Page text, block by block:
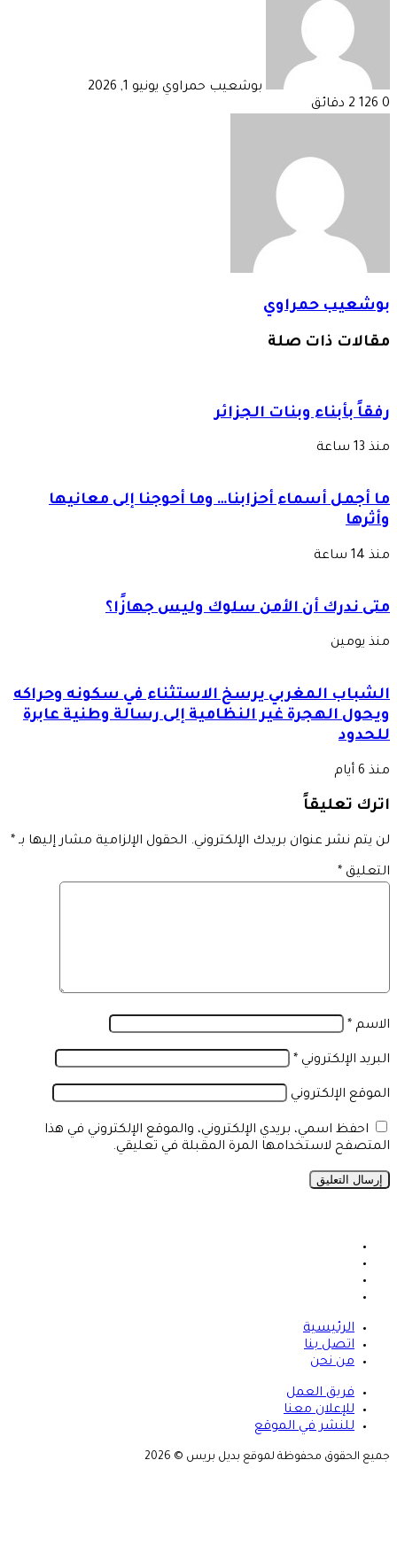
بوشعيب حمراوي يونيو 1, 2026
0
2 دقائق
بوشعيب حمراوي
مقالات ذات صلة
رفقاً بأبناء وبنات الجزائر
منذ 13 ساعة
ما أجمل أسماء أحزابنا… وما أحوجنا إلى معانيها
وأثرها
منذ 14 ساعة
متى ندرك أن الأمن سلوك وليس جهازًا؟
منذ يومين
الشباب المغربي يرسخ الاستثناء في سكونه وحراكه
ويحول الهجرة غير النظامية إلى رسالة وطنية عابرة
للحدود
منذ 6 أيام
اترك تعليقاً
لن يتم نشر عنوان بريدك الإلكتروني. الحقول الإلزامية مشار إليها بـ *
التعليق *
الاسم *
البريد الإلكتروني *
الموقع الإلكتروني
احفظ اسمي، بريدي الإلكتروني، والموقع الإلكتروني في هذا
المتصفح لاستخدامها المرة المقبلة في تعليقي.
الرئيسية
اتصل بنا
من نحن
فريق العمل
للإعلان معنا
للنشر في الموقع
جميع الحقوق محفوظة لموقع بديل بريس © 2026